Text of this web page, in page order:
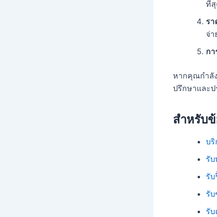
ที่
ร
จ่า
กา
หากคุณกำลั
ปรึกษาและป
สำหรับข้
บริ
รั
รั
รั
รั